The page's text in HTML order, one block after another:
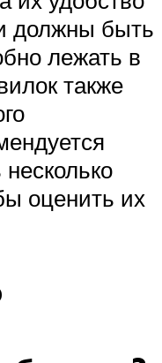
должны быть
лежать в
также
оценить их